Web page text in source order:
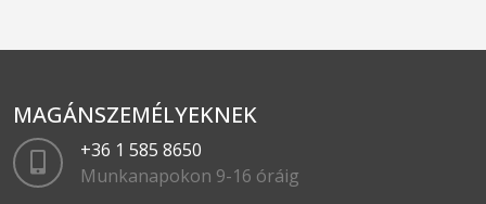
MAGÁNSZEMÉLYEKNEK
+36 1 585 8650
Munkanapokon 9-16 óráig